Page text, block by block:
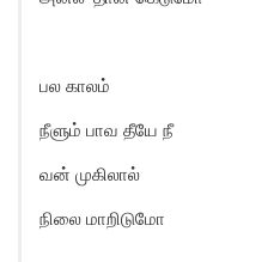
பல காலம்
நீளும் பாவ தீயே நீ
வன் முகிலால்
நிலை மாறிடுமோ